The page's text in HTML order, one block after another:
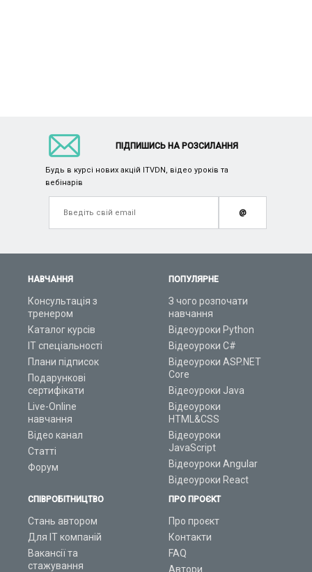
НАВЧАННЯ
Консультація з
тренером
Каталог курсів
ІТ спеціальності
Плани підписок
Подарункові
сертифікати
Live-Online
навчання
Відео канал
Статті
Форум
ПОПУЛЯРНЕ
З чого розпочати
навчання
Відеоуроки Python
Відеоуроки C#
Відеоуроки ASP.NET
Core
Відеоуроки Java
Відеоуроки
HTML&CSS
Відеоуроки
JavaScript
Відеоуроки Angular
Відеоуроки React
СПІВРОБІТНИЦТВО
Стань автором
Для ІТ компаній
Вакансії та
стажування
ПРО ПРОЄКТ
Про проєкт
Контакти
FAQ
Автори
ПІДПИШИСЬ НА РОЗСИЛАННЯ
Будь в курсі нових акцій ITVDN, відео уроків та
вебінарів
@